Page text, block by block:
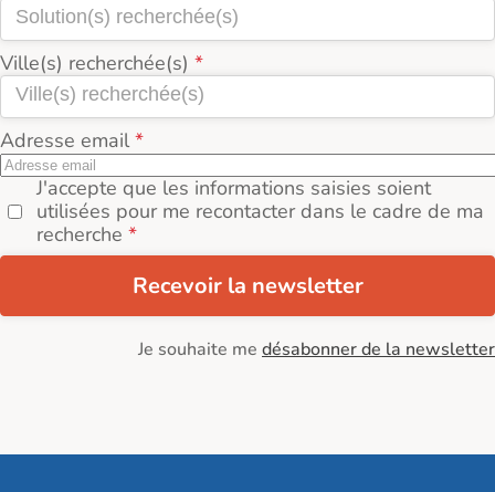
Ville(s) recherchée(s)
Adresse email
J'accepte que les informations saisies soient
utilisées pour me recontacter dans le cadre de ma
recherche
Recevoir la newsletter
Je souhaite me désabonner de la newsletter